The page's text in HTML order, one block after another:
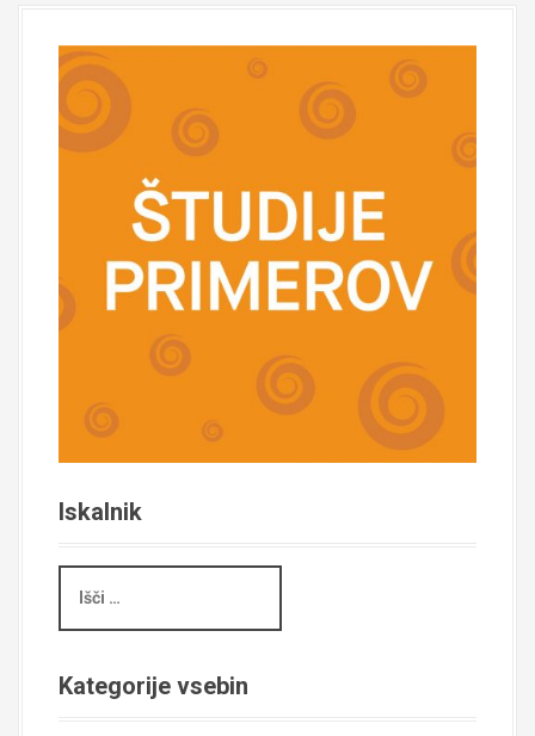
Iskalnik
č
Kategorije vsebin